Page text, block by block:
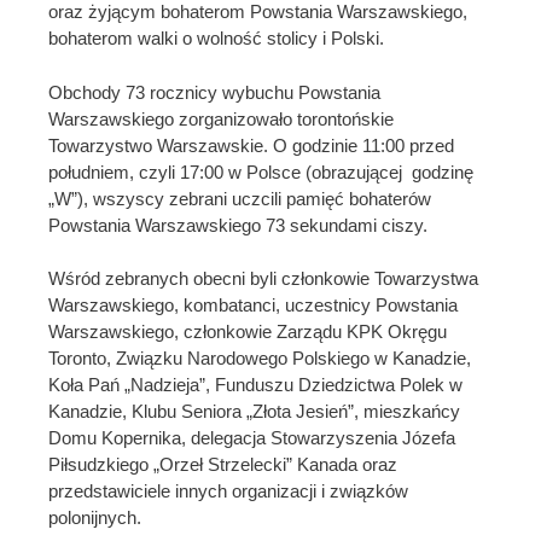
oraz żyjącym bohaterom Powstania Warszawskiego,
bohaterom walki o wolność stolicy i Polski.
Obchody 73 rocznicy wybuchu Powstania
Warszawskiego zorganizowało torontońskie
Towarzystwo Warszawskie. O godzinie 11:00 przed
południem, czyli 17:00 w Polsce (obrazującej godzinę
„W”), wszyscy zebrani uczcili pamięć bohaterów
Powstania Warszawskiego 73 sekundami ciszy.
Wśród zebranych obecni byli członkowie Towarzystwa
Warszawskiego, kombatanci, uczestnicy Powstania
Warszawskiego, członkowie Zarządu KPK Okręgu
Toronto, Związku Narodowego Polskiego w Kanadzie,
Koła Pań „Nadzieja”, Funduszu Dziedzictwa Polek w
Kanadzie, Klubu Seniora „Złota Jesień”, mieszkańcy
Domu Kopernika, delegacja Stowarzyszenia Józefa
Piłsudzkiego „Orzeł Strzelecki” Kanada oraz
przedstawiciele innych organizacji i związków
polonijnych.